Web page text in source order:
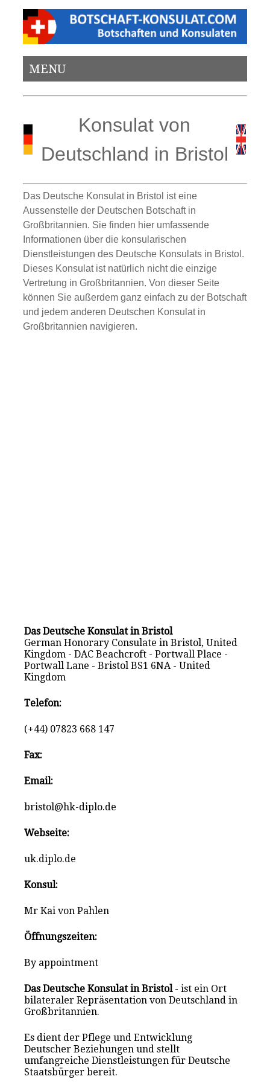
MENU
Konsulat von
Deutschland in Bristol
Das Deutsche Konsulat in Bristol ist eine
Aussenstelle der Deutschen Botschaft in
Großbritannien. Sie finden hier umfassende
Informationen über die konsularischen
Dienstleistungen des Deutsche Konsulats in Bristol.
Dieses Konsulat ist natürlich nicht die einzige
Vertretung in Großbritannien. Von dieser Seite
können Sie außerdem ganz einfach zu der Botschaft
und jedem anderen Deutschen Konsulat in
Großbritannien navigieren.
Das Deutsche Konsulat in Bristol
German Honorary Consulate in Bristol, United
Kingdom - DAC Beachcroft - Portwall Place -
Portwall Lane - Bristol BS1 6NA - United
Kingdom
Telefon:
(+44) 07823 668 147
Fax:
Email:
bristol@hk-diplo.de
Webseite:
uk.diplo.de
Konsul:
Mr Kai von Pahlen
Öffnungszeiten:
By appointment
Das Deutsche Konsulat in Bristol- ist ein Ort
bilateraler Repräsentation von Deutschland in
Großbritannien.
Es dient der Pflege und Entwicklung
Deutscher Beziehungen und stellt
umfangreiche Dienstleistungen für Deutsche
Staatsbürger bereit.